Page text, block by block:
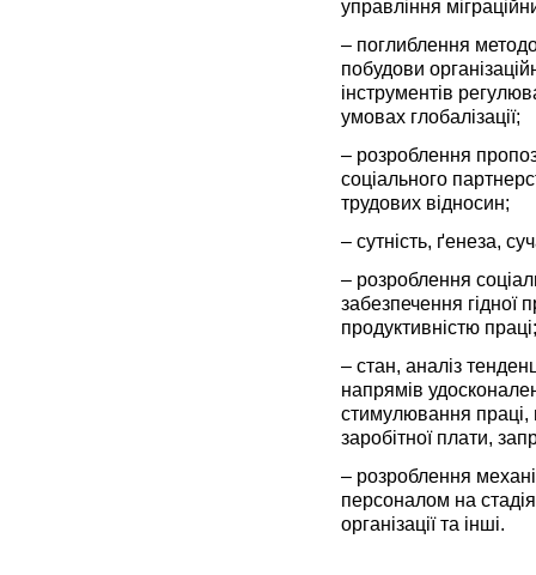
управління
– поглиблення
побудови
інструментів
умовах глобалізації;
– розроблення
соціального
трудових відносин;
– сутність, ґенеза,
– розроблення
забезпечення гідної
продуктивністю праці;
– стан, аналіз
напрямів
стимулювання праці,
заробітної плати,
– розроблення
персоналом на
організації та інші.